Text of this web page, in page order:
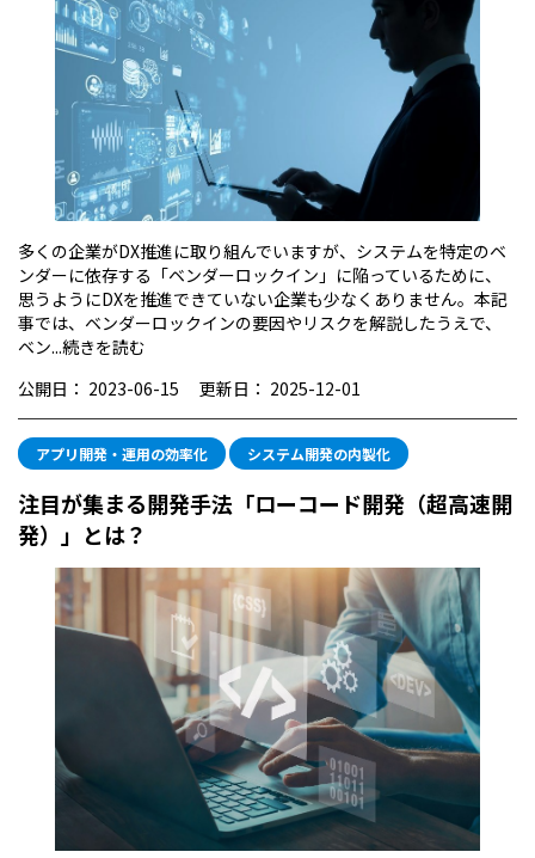
多くの企業がDX推進に取り組んでいますが、システムを特定のベ
ンダーに依存する「ベンダーロックイン」に陥っているために、
思うようにDXを推進できていない企業も少なくありません。本記
事では、ベンダーロックインの要因やリスクを解説したうえで、
ベン...続きを読む
公開日： 2023-06-15 更新日： 2025-12-01
アプリ開発・運用の効率化 システム開発の内製化
注目が集まる開発手法「ローコード開発（超高速開
発）」とは？